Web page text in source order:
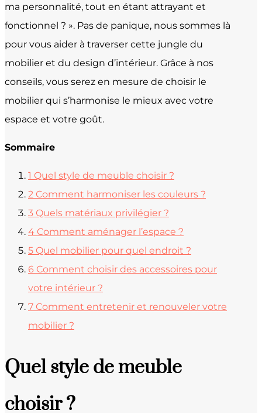
ma personnalité, tout en étant attrayant et
fonctionnel ? ». Pas de panique, nous sommes là
pour vous aider à traverser cette jungle du
mobilier et du design d’intérieur. Grâce à nos
conseils, vous serez en mesure de choisir le
mobilier qui s’harmonise le mieux avec votre
espace et votre goût.
Sommaire
1 Quel style de meuble choisir ?
2 Comment harmoniser les couleurs ?
3 Quels matériaux privilégier ?
4 Comment aménager l’espace ?
5 Quel mobilier pour quel endroit ?
6 Comment choisir des accessoires pour
votre intérieur ?
7 Comment entretenir et renouveler votre
mobilier ?
Quel style de meuble
choisir ?